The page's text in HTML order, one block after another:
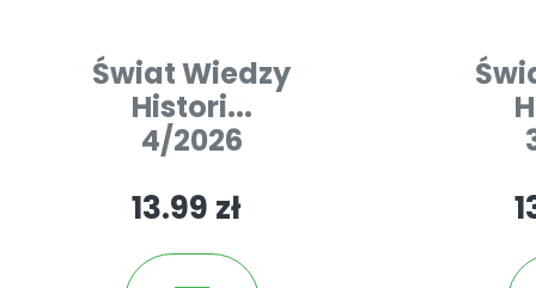
Świat Wiedzy
Histori...
4/2026
13.99 zł